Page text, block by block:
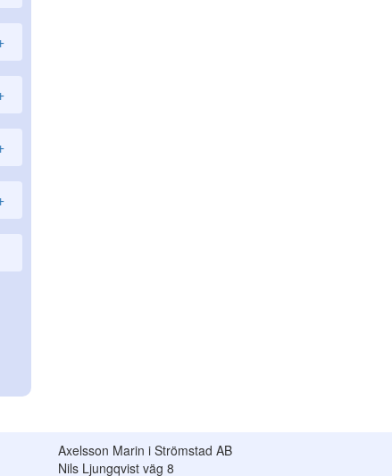
Axelsson Marin i Strömstad AB
Nils Ljungqvist väg 8